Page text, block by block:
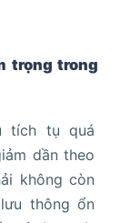
trọng trong
tích tụ quá
dần theo
không còn
thông ổn